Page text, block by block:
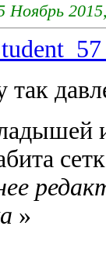
Ноябрь
так
»